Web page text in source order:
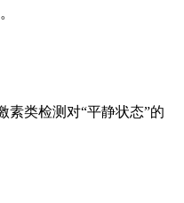
类检测对“平静状态”的